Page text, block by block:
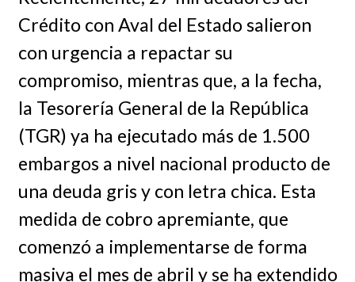
Crédito con Aval del Estado salieron
con urgencia a repactar su
compromiso, mientras que, a la fecha,
la Tesorería General de la República
(TGR) ya ha ejecutado más de 1.500
embargos a nivel nacional producto de
una deuda gris y con letra chica. Esta
medida de cobro apremiante, que
comenzó a implementarse de forma
masiva el mes de abril y se ha extendido